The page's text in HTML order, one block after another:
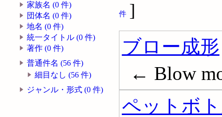
家族名 (0 件)
団体名 (0 件)
地名 (0 件)
統一タイトル (0 件)
著作 (0 件)
普通件名 (56 件)
細目なし (56 件)
ジャンル・形式 (0 件)
件 ]
ブロー成形
← Blow
ペットボ